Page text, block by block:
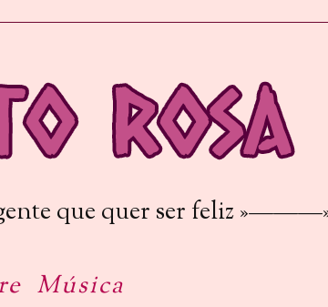
que quer ser feliz
Música